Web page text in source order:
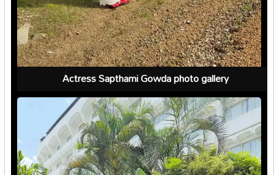
Actress Sapthami Gowda photo gallery